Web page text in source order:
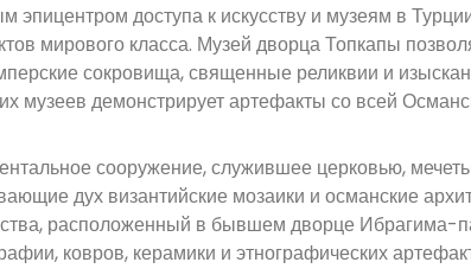
эпицентром доступа к искусству и музеям в
мирового класса. Музей дворца Топкапы
сокровища, священные реликвии и
музеев демонстрирует артефакты со всей
сооружение, служившее церковью,
дух византийские мозаики и османские
расположенный в бывшем дворце
ковров, керамики и этнографических